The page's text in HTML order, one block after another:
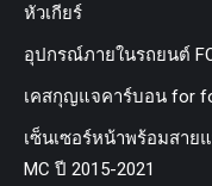
หัวเกียร์
อุปกรณ์ภายในรถยนต์
เคสกุญแจคาร์บอน for
เซ็นเซอร์หน้าพร้อมสาย
MC ปี 2015-2021